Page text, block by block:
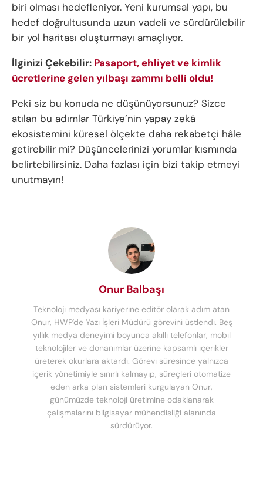
biri olması hedefleniyor. Yeni kurumsal yapı, bu
hedef doğrultusunda uzun vadeli ve sürdürülebilir
bir yol haritası oluşturmayı amaçlıyor.
İlginizi Çekebilir: Pasaport, ehliyet ve kimlik
ücretlerine gelen yılbaşı zammı belli oldu!
Peki siz bu konuda ne düşünüyorsunuz? Sizce
atılan bu adımlar Türkiye’nin yapay zekâ
ekosistemini küresel ölçekte daha rekabetçi hâle
getirebilir mi? Düşüncelerinizi yorumlar kısmında
belirtebilirsiniz. Daha fazlası için bizi takip etmeyi
unutmayın!
Onur Balbaşı
Teknoloji medyası kariyerine editör olarak adım atan
Onur, HWP'de Yazı İşleri Müdürü görevini üstlendi. Beş
yıllık medya deneyimi boyunca akıllı telefonlar, mobil
teknolojiler ve donanımlar üzerine kapsamlı içerikler
üreterek okurlara aktardı. Görevi süresince yalnızca
içerik yönetimiyle sınırlı kalmayıp, süreçleri otomatize
eden arka plan sistemleri kurgulayan Onur,
günümüzde teknoloji üretimine odaklanarak
çalışmalarını bilgisayar mühendisliği alanında
sürdürüyor.